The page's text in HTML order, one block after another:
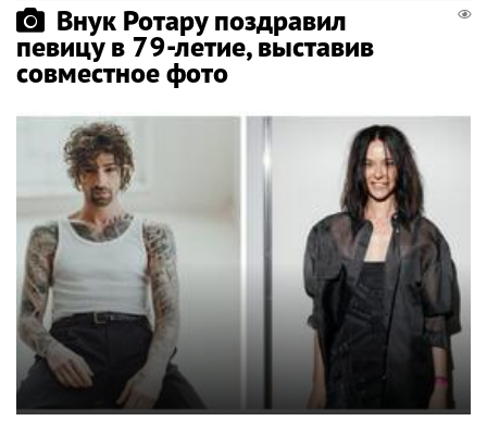
Внук Ротару поздравил
певицу в 79-летие, выставив
совместное фото